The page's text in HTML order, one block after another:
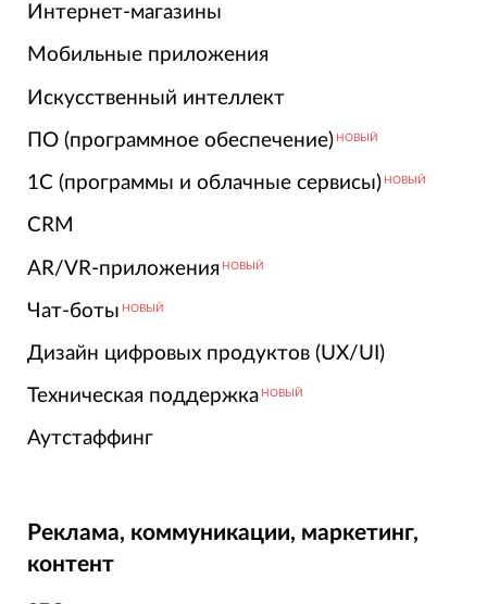
Интернет-магазины
Мобильные приложения
Искусственный интеллект
ПО (программное обеспечение) НОВЫЙ
1С (программы и облачные сервисы) НОВЫЙ
CRM
AR/VR-приложения НОВЫЙ
Чат-боты НОВЫЙ
Дизайн цифровых продуктов (UX/UI)
Техническая поддержка НОВЫЙ
Аутстаффинг
Реклама, коммуникации, маркетинг,
контент